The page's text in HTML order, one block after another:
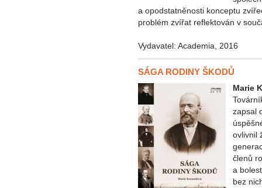
a opodstatněnosti konceptu
problém zvířat reflektován v
Vydavatel: Academia, 2016
SÁGA RODINY ŠKODŮ
Marie
zapsal
ovlivnil
členů
a
bez